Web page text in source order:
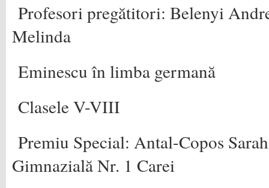
Profesori pregătitori: Belenyi
Melinda
Eminescu în limba germană
Clasele V-VIII
Premiu Special: Antal-Copos
Gimnazială Nr. 1 Carei